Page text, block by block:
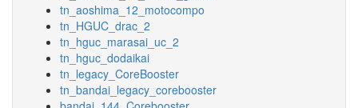
tn_aoshima_12_motocompo
tn_HGUC_drac_2
tn_hguc_marasai_uc_2
tn_hguc_dodaikai
tn_legacy_CoreBooster
tn_bandai_legacy_corebooster